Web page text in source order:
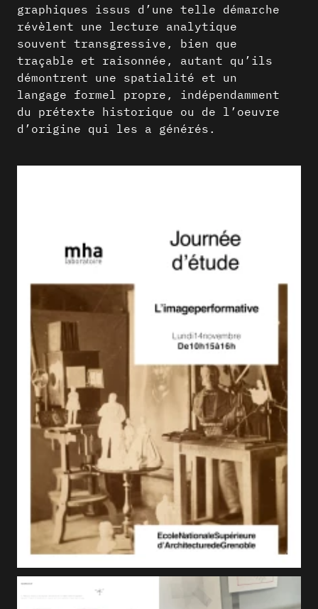
graphiques issus d’une telle démarche
révèlent une lecture analytique
souvent transgressive, bien que
traçable et raisonnée, autant qu’ils
démontrent une spatialité et un
langage formel propre, indépendamment
du prétexte historique ou de l’oeuvre
d’origine qui les a générés.